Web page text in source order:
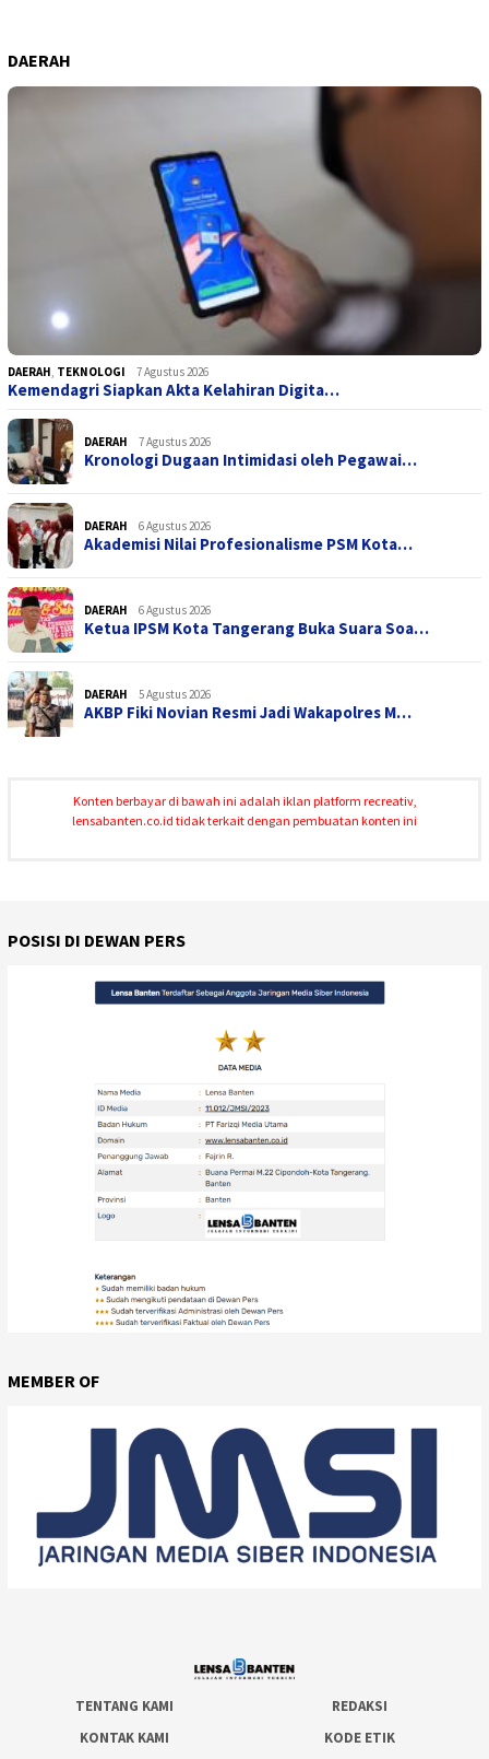
DAERAH
DAERAH TEKNOLOGI 7 Agustus 2026
Kemendagri Siapkan Akta Kelahiran Digita…
DAERAH 7 Agustus 2026
Kronologi Dugaan Intimidasi oleh Pegawai…
DAERAH 6 Agustus 2026
Akademisi Nilai Profesionalisme PSM Kota…
DAERAH 6 Agustus 2026
Ketua IPSM Kota Tangerang Buka Suara Soa…
DAERAH 5 Agustus 2026
AKBP Fiki Novian Resmi Jadi Wakapolres M…
Konten berbayar di bawah ini adalah iklan platform recreativ,
lensabanten.co.id tidak terkait dengan pembuatan konten ini
POSISI DI DEWAN PERS
MEMBER OF
TENTANG KAMI
REDAKSI
KONTAK KAMI
KODE ETIK